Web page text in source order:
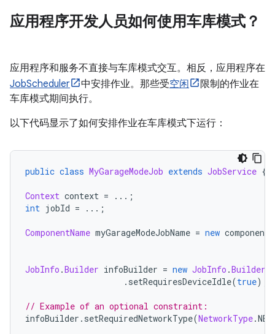
应用程序开发人员如何使用车库模式？
应用程序和服务不直接与车库模式交互。相反，应用程序在
JobScheduler
中安排作业。那些受空闲
限制的作业在
车库模式期间执行。
以下代码显示了如何安排作业在车库模式下运行：
public class MyGarageModeJob extends JobService {
Context context =
...;
int jobId = ...;
ComponentName myGarageModeJobName = new
JobInfo .Builder infoBuilder = new JobInfo .Builder
. setRequiresDeviceIdle(true);
// Example of an optional constraint:
infoBuilder . setRequiredNetworkType(NetworkType.